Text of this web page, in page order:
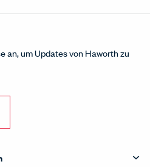
an, um Updates von Haworth zu